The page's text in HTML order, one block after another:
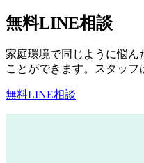
無料LINE相談
家庭環境で同じように悩ん
ことができます。スタッフ
無料LINE相談